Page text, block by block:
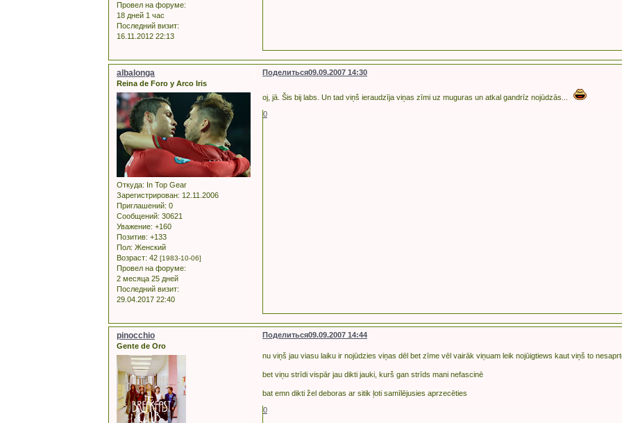
Провел на форуме:
18 дней 1 час
Последний визит:
16.11.2012 22:13
Поделиться09.09.2007 14:30
albalonga
Reina de Foro y Arco Iris
Откуда: In Top Gear
Зарегистрирован: 12.11.2006
Приглашений: 0
Сообщений: 30621
Уважение: +160
Позитив: +133
Пол: Женский
Возраст: 42 [1983-10-06]
Провел на форуме:
2 месяца 25 дней
Последний визит:
29.04.2017 22:40
oj, jā. Šis bij labs. Un tad viņš ieraudzīja viņas zīmi uz muguras un atkal gandrīz nojūdzās...
0
Поделиться09.09.2007 14:44
pinocchio
Gente de Oro
nu viņš jau viasu laiku ir nojūdzies viņas dēl bet zīme vēl vairāk viņuam leik nojūigtiews kaut viņš to
bet viņu strīdi vispār jau dikti jauki, kurš gan strīds mani nefascinē
bat emn dikti žel deboras ar sitik ļoti samīlējusies aprzecēties
0